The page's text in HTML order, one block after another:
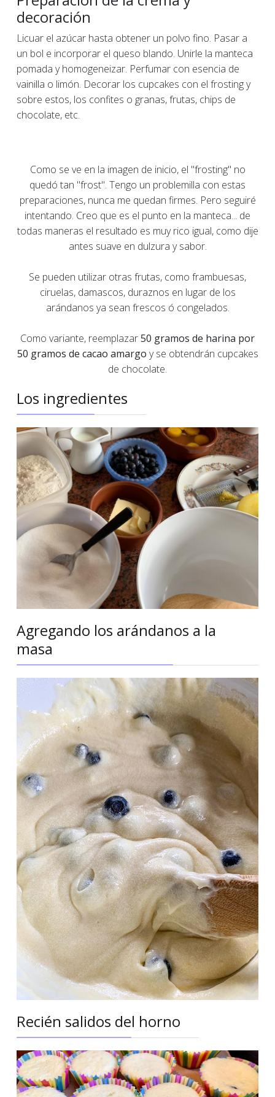
decoración
Licuar el azúcar hasta obtener un polvo fino. Pasar a
un bol e incorporar el queso blando. Unirle la manteca
pomada y homogeneizar. Perfumar con esencia de
vainilla o limón. Decorar los cupcakes con el frosting y
sobre estos, los confites o granas, frutas, chips de
chocolate, etc.
Como se ve en la imagen de inicio, el "frosting" no
quedó tan "frost". Tengo un problemilla con estas
preparaciones, nunca me quedan firmes. Pero seguiré
intentando. Creo que es el punto en la manteca... de
todas maneras el resultado es muy rico igual, como dije
antes suave en dulzura y sabor.
Se pueden utilizar otras frutas, como frambuesas,
ciruelas, damascos, duraznos en lugar de los
arándanos ya sean frescos ó congelados.
Como variante, reemplazar50 gramos de harina por
50 gramos de cacao amargo y se obtendrán cupcakes
de chocolate.
Los ingredientes
Agregando los arándanos a la
masa
Recién salidos del horno